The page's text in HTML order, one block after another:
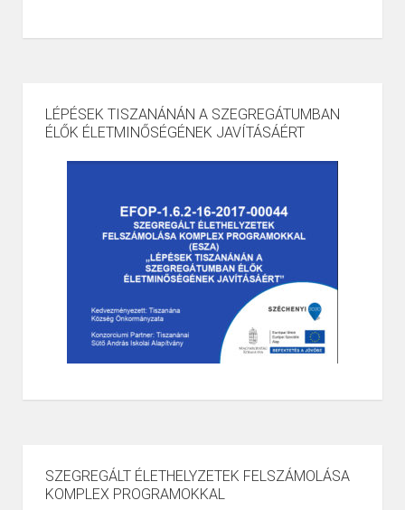
LÉPÉSEK TISZANÁNÁN A SZEGREGÁTUMBAN
ÉLŐK ÉLETMINŐSÉGÉNEK JAVÍTÁSÁÉRT
SZEGREGÁLT ÉLETHELYZETEK FELSZÁMOLÁSA
KOMPLEX PROGRAMOKKAL